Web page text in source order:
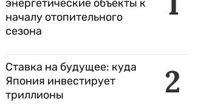
энергетические объекты к
началу отопительного
сезона
2
Ставка на будущее: куда
Япония инвестирует
триллионы